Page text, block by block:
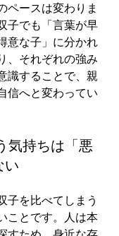
ペースは変わりま
子でも「言葉が早
意な子」に分かれ
、それぞれの強み
識することで、親
信へと変わってい
気持ちは「悪
い
子を比べてしまう
ことです。人は本